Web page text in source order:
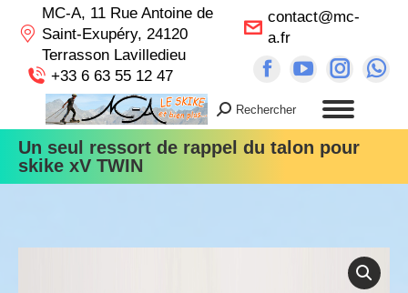
MC-A, 11 Rue Antoine de
Saint-Exupéry, 24120
Terrasson Lavilledieu
+33 6 63 55 12 47
contact@mc-
a.fr
Facebook
opens
in
YouTube
opens
in
opens
in
Recherche
Rechercher
Un seul ressort de rappel du talon pour
skike xV TWIN